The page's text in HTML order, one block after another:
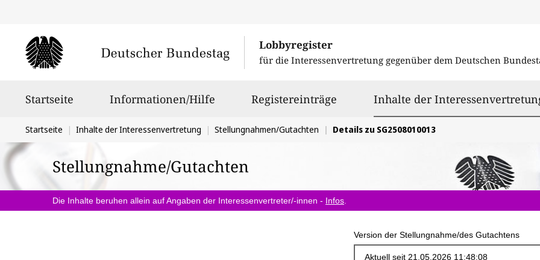
Lobbyregister
für die Interessenvertretung gegenüber dem Deutschen
Startseite Informationen/Hilfe Registereinträge Inhalte der
Sie
befinden
sich
hier:
Startseite Inhalte der Interessenvertretung Stellungnahmen/Gutachten Details zu SG2508010013
Stellungnahme/Gutachten
Die Inhalte beruhen allein auf Angaben der Interessenvertreter/-innen - Infos
Version der Stellungnahme/des Gutachtens